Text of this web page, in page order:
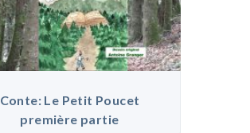
Conte: Le Petit Poucet
première partie